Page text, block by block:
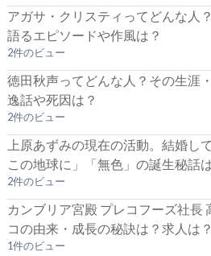
アガサ・クリスティってどんな人
語るエピソードや作風は？
2件のビュー
徳田秋声ってどんな人？その生涯
逸話や死因は？
2件のビュー
上原あずみの現在の活動。結婚し
この地球に」「無色」の誕生秘話
2件のビュー
カンブリア宮殿 プレコフーズ社長
コの由来・成長の秘訣は？求人は？
1件のビュー